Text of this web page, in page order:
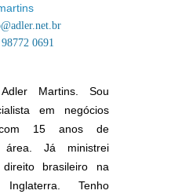
0691
Martins. Sou
em negócios
com 15 anos de
área. Já ministrei
brasileiro na
Tenho